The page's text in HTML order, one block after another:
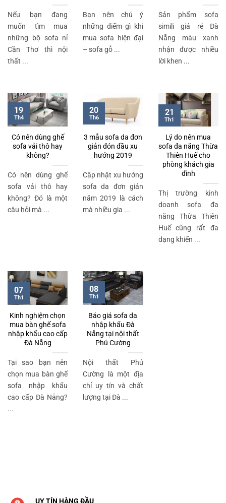
Nếu bạn đang
muốn tìm mua
những bộ sofa nỉ
Cần Thơ thì nội
thất ...
Bạn nên chú ý
những điểm gì khi
mua sofa hiện đại
– sofa gỗ ...
Sản phẩm sofa
simili giá rẻ Đà
Nẵng màu xanh
nhận được nhiều
lời khen ...
Có nên dùng ghế
sofa vải thô hay
không?
Có nên dùng ghế
sofa vải thô hay
không? Đó là một
câu hỏi mà ...
19
Th4
3 mẫu sofa da đơn
giản đón đầu xu
hướng 2019
Cập nhật xu hướng
sofa da đơn giản
năm 2019 là cách
mà nhiều gia ...
20
Th6
Lý do nên mua
sofa đa năng Thừa
Thiên Huế cho
phòng khách gia
đình
Thị trường kinh
doanh sofa đa
năng Thừa Thiên
Huế cũng rất đa
dạng khiến ...
21
Th1
Kinh nghiệm chọn
mua bàn ghế sofa
nhập khẩu cao cấp
Đà Nẵng
Tại sao bạn nên
chọn mua bàn ghế
sofa nhập khẩu
cao cấp Đà Nẵng?
...
07
Th1
Báo giá sofa da
nhập khẩu Đà
Nẵng tại nội thất
Phú Cường
Nội thất Phú
Cường là một địa
chỉ uy tín và chất
lượng tại Đà ...
08
Th1
UY TÍN HÀNG ĐẦU